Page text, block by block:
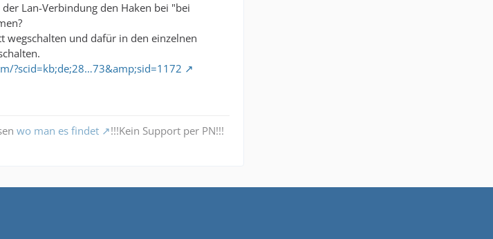
Lan-Verbindung den Haken bei "bei
wegschalten und dafür in den einzelnen
?scid=kb;de;28…73&amp;sid=1172
wo man es findet !!!Kein Support per PN!!!